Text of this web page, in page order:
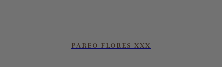
PAREO FLORES XXX